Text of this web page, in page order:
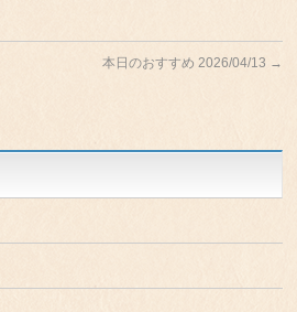
本日のおすすめ 2026/04/13 →